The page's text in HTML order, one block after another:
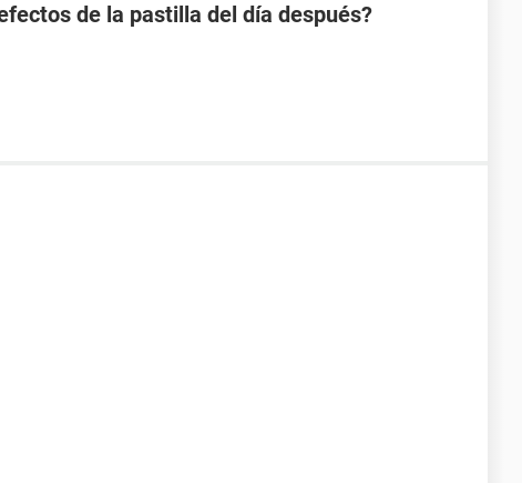
de la pastilla del día después?